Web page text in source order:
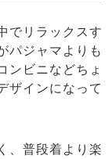
でリラックスす
パジャマよりも
ンビニなどちょ
ザインになって
、普段着より楽